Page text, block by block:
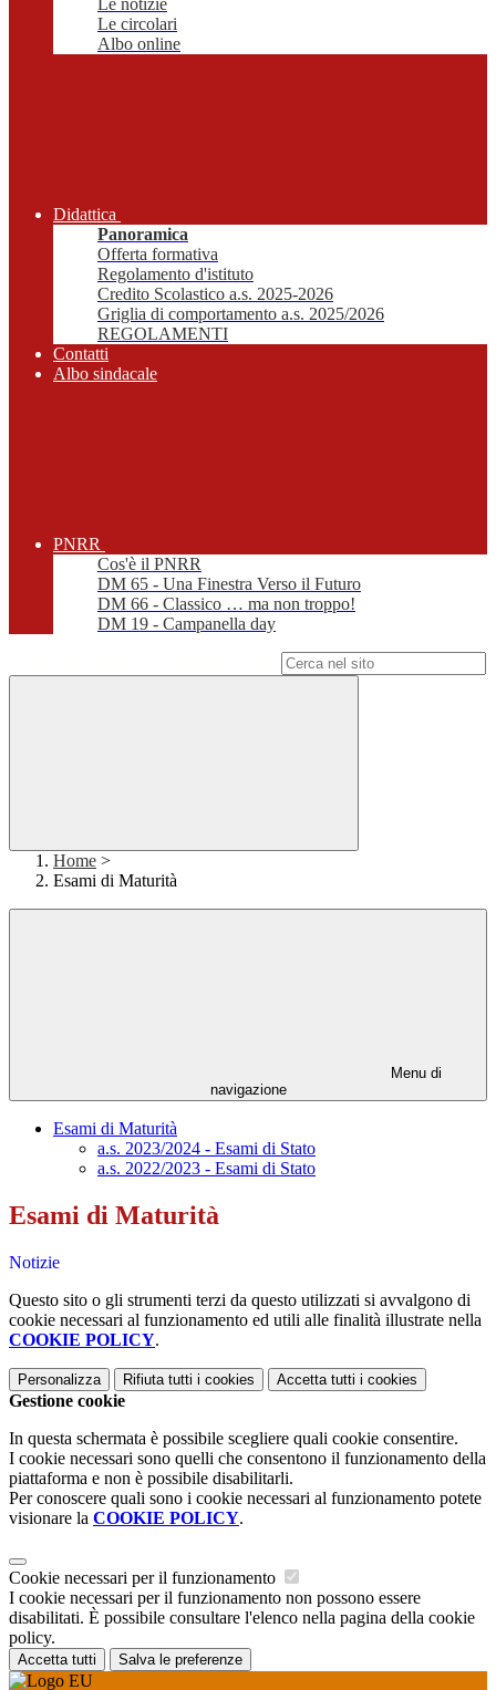
Le notizie
Le circolari
Albo online
Didattica
Panoramica
Offerta formativa
Regolamento d'istituto
Credito Scolastico a.s. 2025-2026
Griglia di comportamento a.s. 2025/2026
REGOLAMENTI
Contatti
Albo sindacale
PNRR
Cos'è il PNRR
DM 65 - Una Finestra Verso il Futuro
DM 66 - Classico … ma non troppo!
DM 19 - Campanella day
Home >
Esami di Maturità
Menu di
navigazione
Esami di Maturità
a.s. 2023/2024 - Esami di Stato
a.s. 2022/2023 - Esami di Stato
Esami di Maturità
Notizie
Questo sito o gli strumenti terzi da questo utilizzati si avvalgono di
cookie necessari al funzionamento ed utili alle finalità illustrate nella
COOKIE POLICY.
Personalizza Rifiuta tutti i cookies Accetta tutti i cookies
Gestione cookie
In questa schermata è possibile scegliere quali cookie consentire.
I cookie necessari sono quelli che consentono il funzionamento della
piattaforma e non è possibile disabilitarli.
Per conoscere quali sono i cookie necessari al funzionamento potete
visionare la COOKIE POLICY.
Cookie necessari per il funzionamento
I cookie necessari per il funzionamento non possono essere
disabilitati. È possibile consultare l'elenco nella pagina della cookie
policy.
Accetta tutti Salva le preferenze